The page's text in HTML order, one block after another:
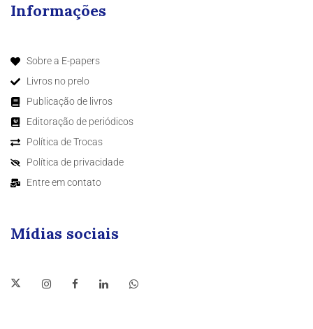
Informações
Sobre a E-papers
Livros no prelo
Publicação de livros
Editoração de periódicos
Política de Trocas
Política de privacidade
Entre em contato
Mídias sociais